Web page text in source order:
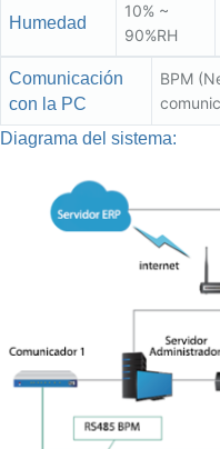
Humedad
10% ~
90%RH
Comunicación
con la PC
BPM
Diagrama del sistema: